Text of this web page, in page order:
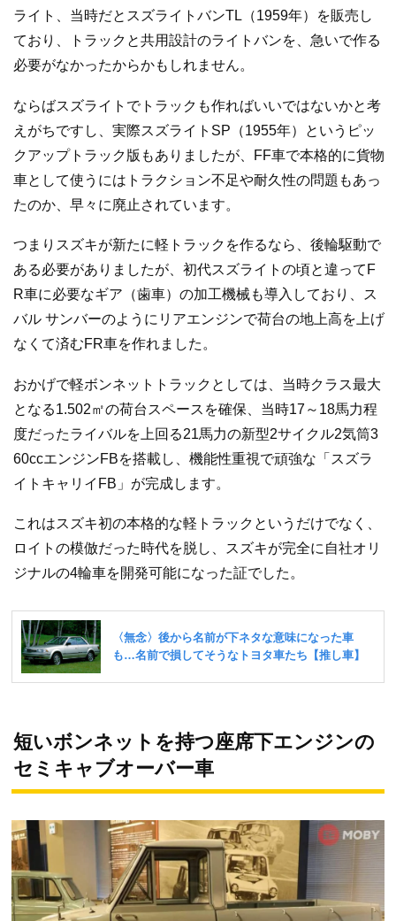
ライト、当時だとスズライトバンTL（1959年）を販売し
ており、トラックと共用設計のライトバンを、急いで作る
必要がなかったからかもしれません。
ならばスズライトでトラックも作ればいいではないかと考
えがちですし、実際スズライトSP（1955年）というピッ
クアップトラック版もありましたが、FF車で本格的に貨物
車として使うにはトラクション不足や耐久性の問題もあっ
たのか、早々に廃止されています。
つまりスズキが新たに軽トラックを作るなら、後輪駆動で
ある必要がありましたが、初代スズライトの頃と違ってF
R車に必要なギア（歯車）の加工機械も導入しており、ス
バル サンバーのようにリアエンジンで荷台の地上高を上げ
なくて済むFR車を作れました。
おかげで軽ボンネットトラックとしては、当時クラス最大
となる1.502㎡の荷台スペースを確保、当時17～18馬力程
度だったライバルを上回る21馬力の新型2サイクル2気筒3
60ccエンジンFBを搭載し、機能性重視で頑強な「スズラ
イトキャリイFB」が完成します。
これはスズキ初の本格的な軽トラックというだけでなく、
ロイトの模倣だった時代を脱し、スズキが完全に自社オリ
ジナルの4輪車を開発可能になった証でした。
短いボンネットを持つ座席下エンジンの
セミキャブオーバー車